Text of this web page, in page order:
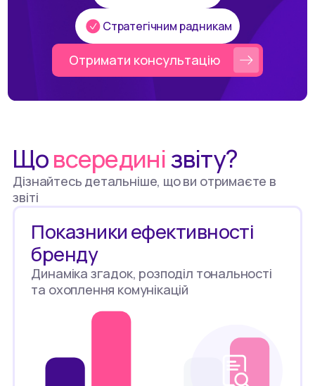
Стратегічним радникам
Отримати консультацію
Щовсерединізвіту?
Дізнайтесь детальніше, що ви отримаєте в
звіті
Показники ефективності
бренду
Динаміка згадок, розподіл тональності
та охоплення комунікацій